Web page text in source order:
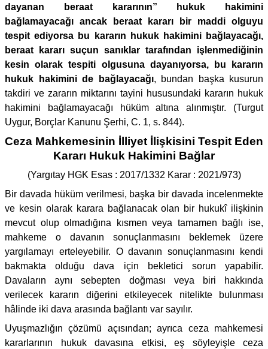
dayanan beraat kararının” hukuk hakimini
bağlamayacağı ancak beraat kararı bir maddi olguyu
tespit ediyorsa bu kararın hukuk hakimini bağlayacağı,
beraat kararı suçun sanıklar tarafından işlenmediğinin
kesin olarak tespiti olgusuna dayanıyorsa, bu kararın
hukuk hakimini de bağlayacağı, bundan başka kusurun
takdiri ve zararın miktarını tayini hususundaki kararın hukuk
hakimini bağlamayacağı hüküm altına alınmıştır. (Turgut
Uygur, Borçlar Kanunu Şerhi, C. 1, s. 844).
Ceza Mahkemesinin İlliyet İlişkisini Tespit Eden
Kararı Hukuk Hakimini Bağlar
(Yargıtay HGK Esas : 2017/1332 Karar : 2021/973)
Bir davada hüküm verilmesi, başka bir davada incelenmekte
ve kesin olarak karara bağlanacak olan bir hukukî ilişkinin
mevcut olup olmadığına kısmen veya tamamen bağlı ise,
mahkeme o davanın sonuçlanmasını beklemek üzere
yargılamayı erteleyebilir. O davanın sonuçlanmasını kendi
bakmakta olduğu dava için bekletici sorun yapabilir.
Davaların aynı sebepten doğması veya biri hakkında
verilecek kararın diğerini etkileyecek nitelikte bulunması
hâlinde iki dava arasında bağlantı var sayılır.
Uyuşmazlığın çözümü açısından; ayrıca ceza mahkemesi
kararlarının hukuk davasına etkisi, eş söyleyişle ceza